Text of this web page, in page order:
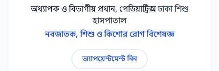
অধ্যাপক ও বিভাগীয় প্রধান, পেডিয়াট্রিক্স ঢাকা শিশু
হাসপাতাল
নবজাতক, শিশু ও কিশোর রোগ বিশেষজ্ঞ
অ্যাপয়েন্টমেন্ট নিন